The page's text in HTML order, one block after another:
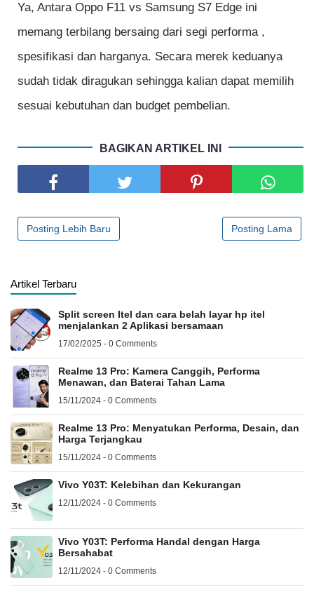
Ya, Antara Oppo F11 vs Samsung S7 Edge ini
memang terbilang bersaing dari segi performa ,
spesifikasi dan harganya. Secara merek keduanya
sudah tidak diragukan sehingga kalian dapat memilih
sesuai kebutuhan dan budget pembelian.
BAGIKAN ARTIKEL INI
Posting Lebih Baru Posting Lama
Artikel Terbaru
Split screen Itel dan cara belah layar hp itel
menjalankan 2 Aplikasi bersamaan
17/02/2025 - 0 Comments
Realme 13 Pro: Kamera Canggih, Performa
Menawan, dan Baterai Tahan Lama
15/11/2024 - 0 Comments
Realme 13 Pro: Menyatukan Performa, Desain, dan
Harga Terjangkau
15/11/2024 - 0 Comments
Vivo Y03T: Kelebihan dan Kekurangan
12/11/2024 - 0 Comments
Vivo Y03T: Performa Handal dengan Harga
Bersahabat
12/11/2024 - 0 Comments